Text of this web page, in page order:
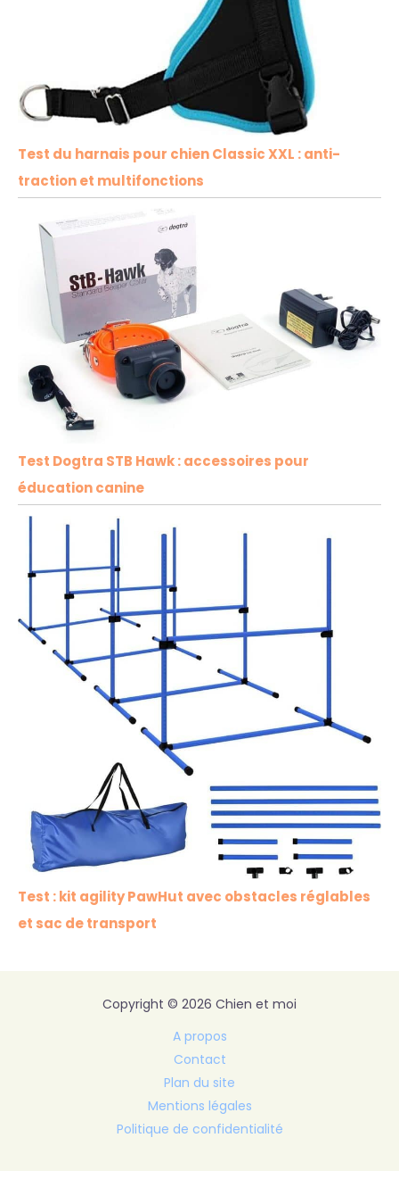
Test du harnais pour chien Classic XXL : anti-
traction et multifonctions
Test Dogtra STB Hawk : accessoires pour
éducation canine
Test : kit agility PawHut avec obstacles réglables
et sac de transport
Copyright © 2026 Chien et moi
A propos
Contact
Plan du site
Mentions légales
Politique de confidentialité